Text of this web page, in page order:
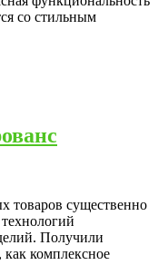
со стильным
товаров существенно
Получили
как комплексное